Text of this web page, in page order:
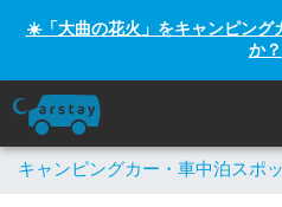
☀️「大曲の花火」をキャンピング
か？
キャンピングカー・車中泊スポ